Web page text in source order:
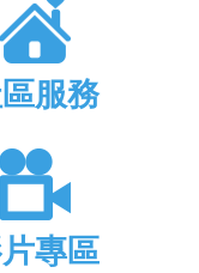
服務
專區